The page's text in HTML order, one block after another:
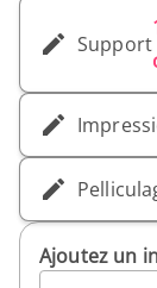
Support
Ajoutez un